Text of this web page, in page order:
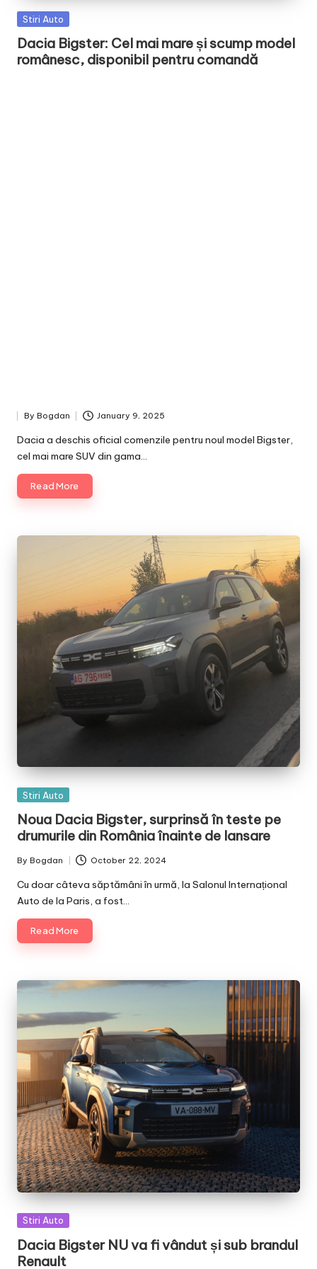
Posted
Stiri Auto
Dacia Bigster: Cel mai mare și scump model
românesc, disponibil pentru comandă
Posted
by
By Bogdan January 9, 2025
Dacia a deschis oficial comenzile pentru noul model Bigster,
cel mai mare SUV din gama…
Read More
Posted
Stiri Auto
Noua Dacia Bigster, surprinsă în teste pe
drumurile din România înainte de lansare
Posted
by
By Bogdan October 22, 2024
Cu doar câteva săptămâni în urmă, la Salonul Internațional
Auto de la Paris, a fost…
Read More
Posted
Stiri Auto
Dacia Bigster NU va fi vândut și sub brandul
Renault